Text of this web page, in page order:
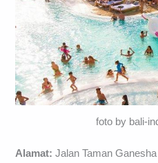
foto by bali-
Alamat: Jalan Taman